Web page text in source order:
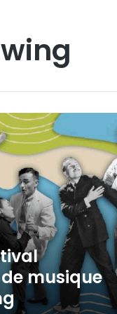
musique